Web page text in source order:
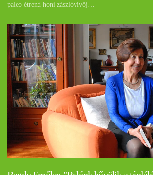
paleo étrend honi zászlóvivőj…